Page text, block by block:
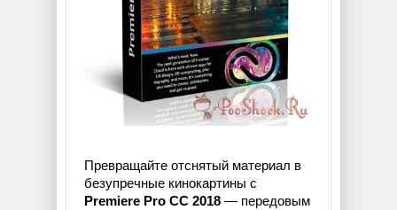
Превращайте отснятый материал в
безупречные кинокартины с
Premiere Pro CC 2018 — передовым